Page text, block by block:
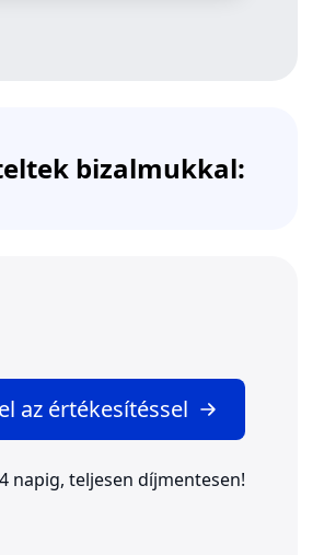
bizalmukkal:
az értékesítéssel
napig, teljesen díjmentesen!